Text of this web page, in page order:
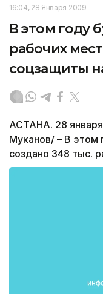
16:04, 28 Января 2009
В этом году
рабочих
соцзащиты
АСТАНА. 28
Муканов/ – В этом
создано 348 тыс.